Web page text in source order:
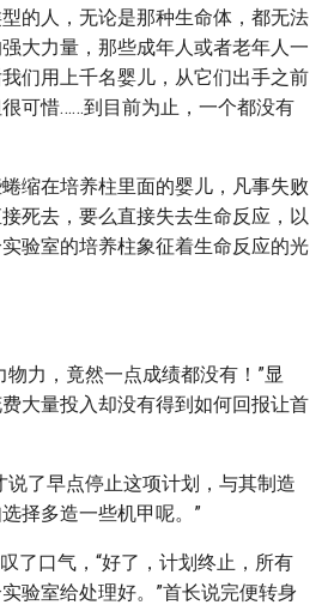
的人，无论是那种生命体，都无法
大力量，那些成年人或者老年人一
们用上千名婴儿，从它们出手之前
可惜……到目前为止，一个都没有
缩在培养柱里面的婴儿，凡事失败
死去，要么直接失去生命反应，以
验室的培养柱象征着生命反应的光
物力，竟然一点成绩都没有！”显
大量投入却没有得到如何回报让首
说了早点停止这项计划，与其制造
择多造一些机甲呢。”
了口气，“好了，计划终止，所有
验室给处理好。”首长说完便转身